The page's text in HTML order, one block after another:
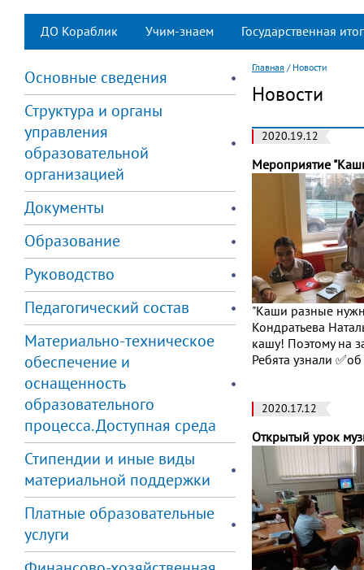
ДО Кораблик Учим-знаем Государственная
Основные сведения
Структура и органы
управления
образовательной
организацией
Документы
Образование
Руководство
Педагогический состав
Материально-техническое
обеспечение и
оснащенность
образовательного
процесса. Доступная среда
Стипендии и иные виды
материальной поддержки
Платные образовательные
услуги
Главная / Новости
Новости
2020.19.12
Мероприятие
"Каши разные
Кондратьева
кашу! Поэтому на
Ребята узнали
2020.17.12
Открытый урок